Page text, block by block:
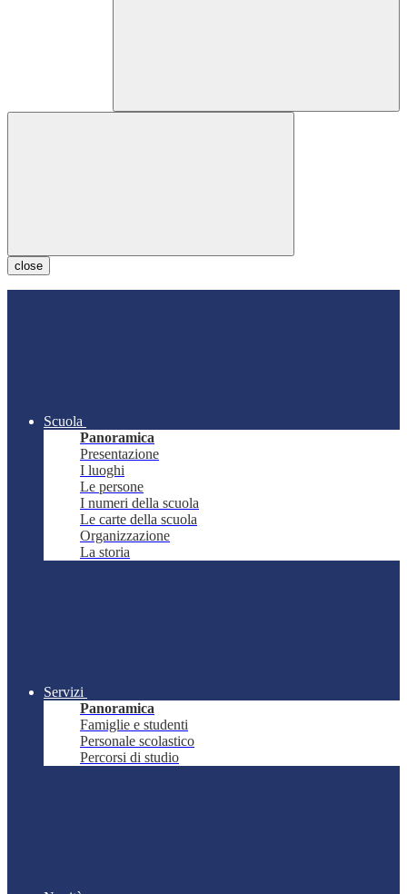
close
Scuola
Panoramica
Presentazione
I luoghi
Le persone
I numeri della scuola
Le carte della scuola
Organizzazione
La storia
Servizi
Panoramica
Famiglie e studenti
Personale scolastico
Percorsi di studio